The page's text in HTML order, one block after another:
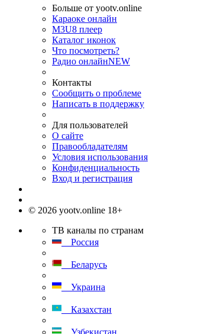
Больше от yootv.online
Караоке онлайн
M3U8 плеер
Каталог иконок
Что посмотреть?
Радио онлайнNEW
Контакты
Сообщить о проблеме
Написать в поддержку
Для пользователей
О сайте
Правообладателям
Условия использования
Конфиденциальность
Вход и регистрация
© 2026 yootv.online 18+
ТВ каналы по странам
Россия
Беларусь
Украина
Казахстан
Узбекистан